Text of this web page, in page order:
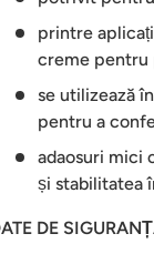
printre
creme pentru
se utilizează
pentru a
adaosuri mici
și stabilitatea
DE